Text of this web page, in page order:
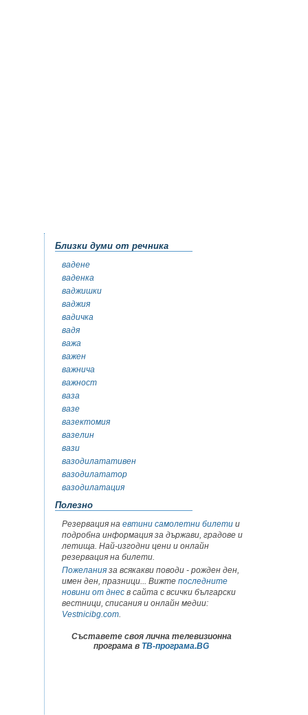
Близки думи от речника
вадене
ваденка
ваджишки
ваджия
вадичка
вадя
важа
важен
важнича
важност
ваза
вазе
вазектомия
вазелин
вази
вазодилатативен
вазодилататор
вазодилатация
Полезно
Резервация на евтини самолетни билети и
подробна информация за държави, градове и
летища. Най-изгодни цени и онлайн
резервация на билети.
Пожелания за всякакви поводи - рожден ден,
имен ден, празници... Вижте последните
новини от днес в сайта с всички български
вестници, списания и онлайн медии:
Vestnicibg.com.
Съставете своя лична телевизионна
програма в ТВ-програма.BG